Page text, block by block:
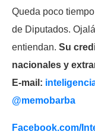
Queda poco
de Diputados.
entiendan. Su
nacionales y
E-mail:
@memobarba
Facebook.com/